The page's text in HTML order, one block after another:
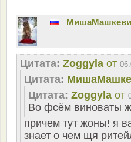
Цитата: Zoggyla от
Цитата:
Цитата: Zoggyla от
Во фсём виноваты
причем тут жоны! я
знает о чем щя